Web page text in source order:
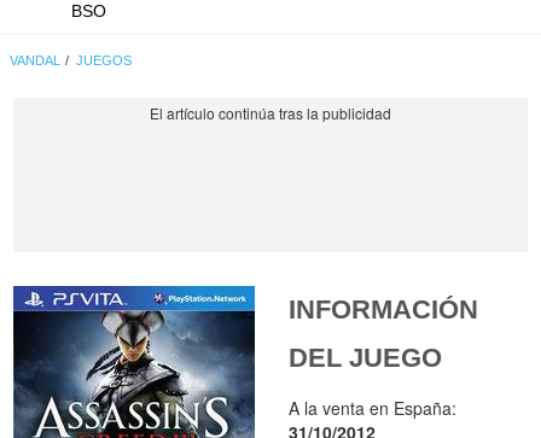
BSO
VANDAL JUEGOS
INFORMACIÓN
DEL JUEGO
A la venta en España:
31/10/2012